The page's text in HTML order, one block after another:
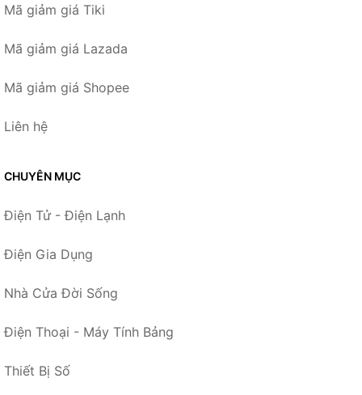
Mã giảm giá Tiki
Mã giảm giá Lazada
Mã giảm giá Shopee
Liên hệ
CHUYÊN MỤC
Điện Tử - Điện Lạnh
Điện Gia Dụng
Nhà Cửa Đời Sống
Điện Thoại - Máy Tính Bảng
Thiết Bị Số